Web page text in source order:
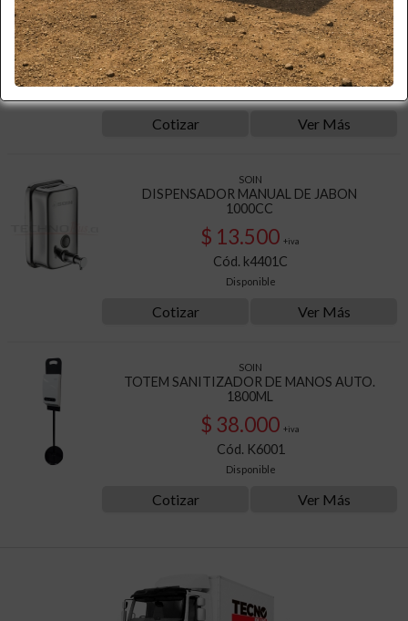
DISPENSADOR MANUAL DE JABON 500CC
$ 12.500+iva
Cód. K4401A
Cotizar Ver Más
SOIN
DISPENSADOR MANUAL DE JABON
1000CC
$ 13.500 +iva
Cód. k4401C
Disponible
Cotizar Ver Más
SOIN
TOTEM SANITIZADOR DE MANOS AUTO.
1800ML
$ 38.000 +iva
Cód. K6001
Disponible
Cotizar Ver Más